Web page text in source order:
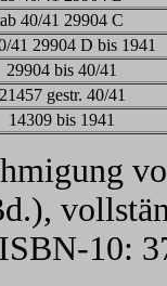
ab 40/41 29904 C
41 29904 D bis 1941
29904 bis 40/41
21457 gestr. 40/41
14309 bis 1941
10: